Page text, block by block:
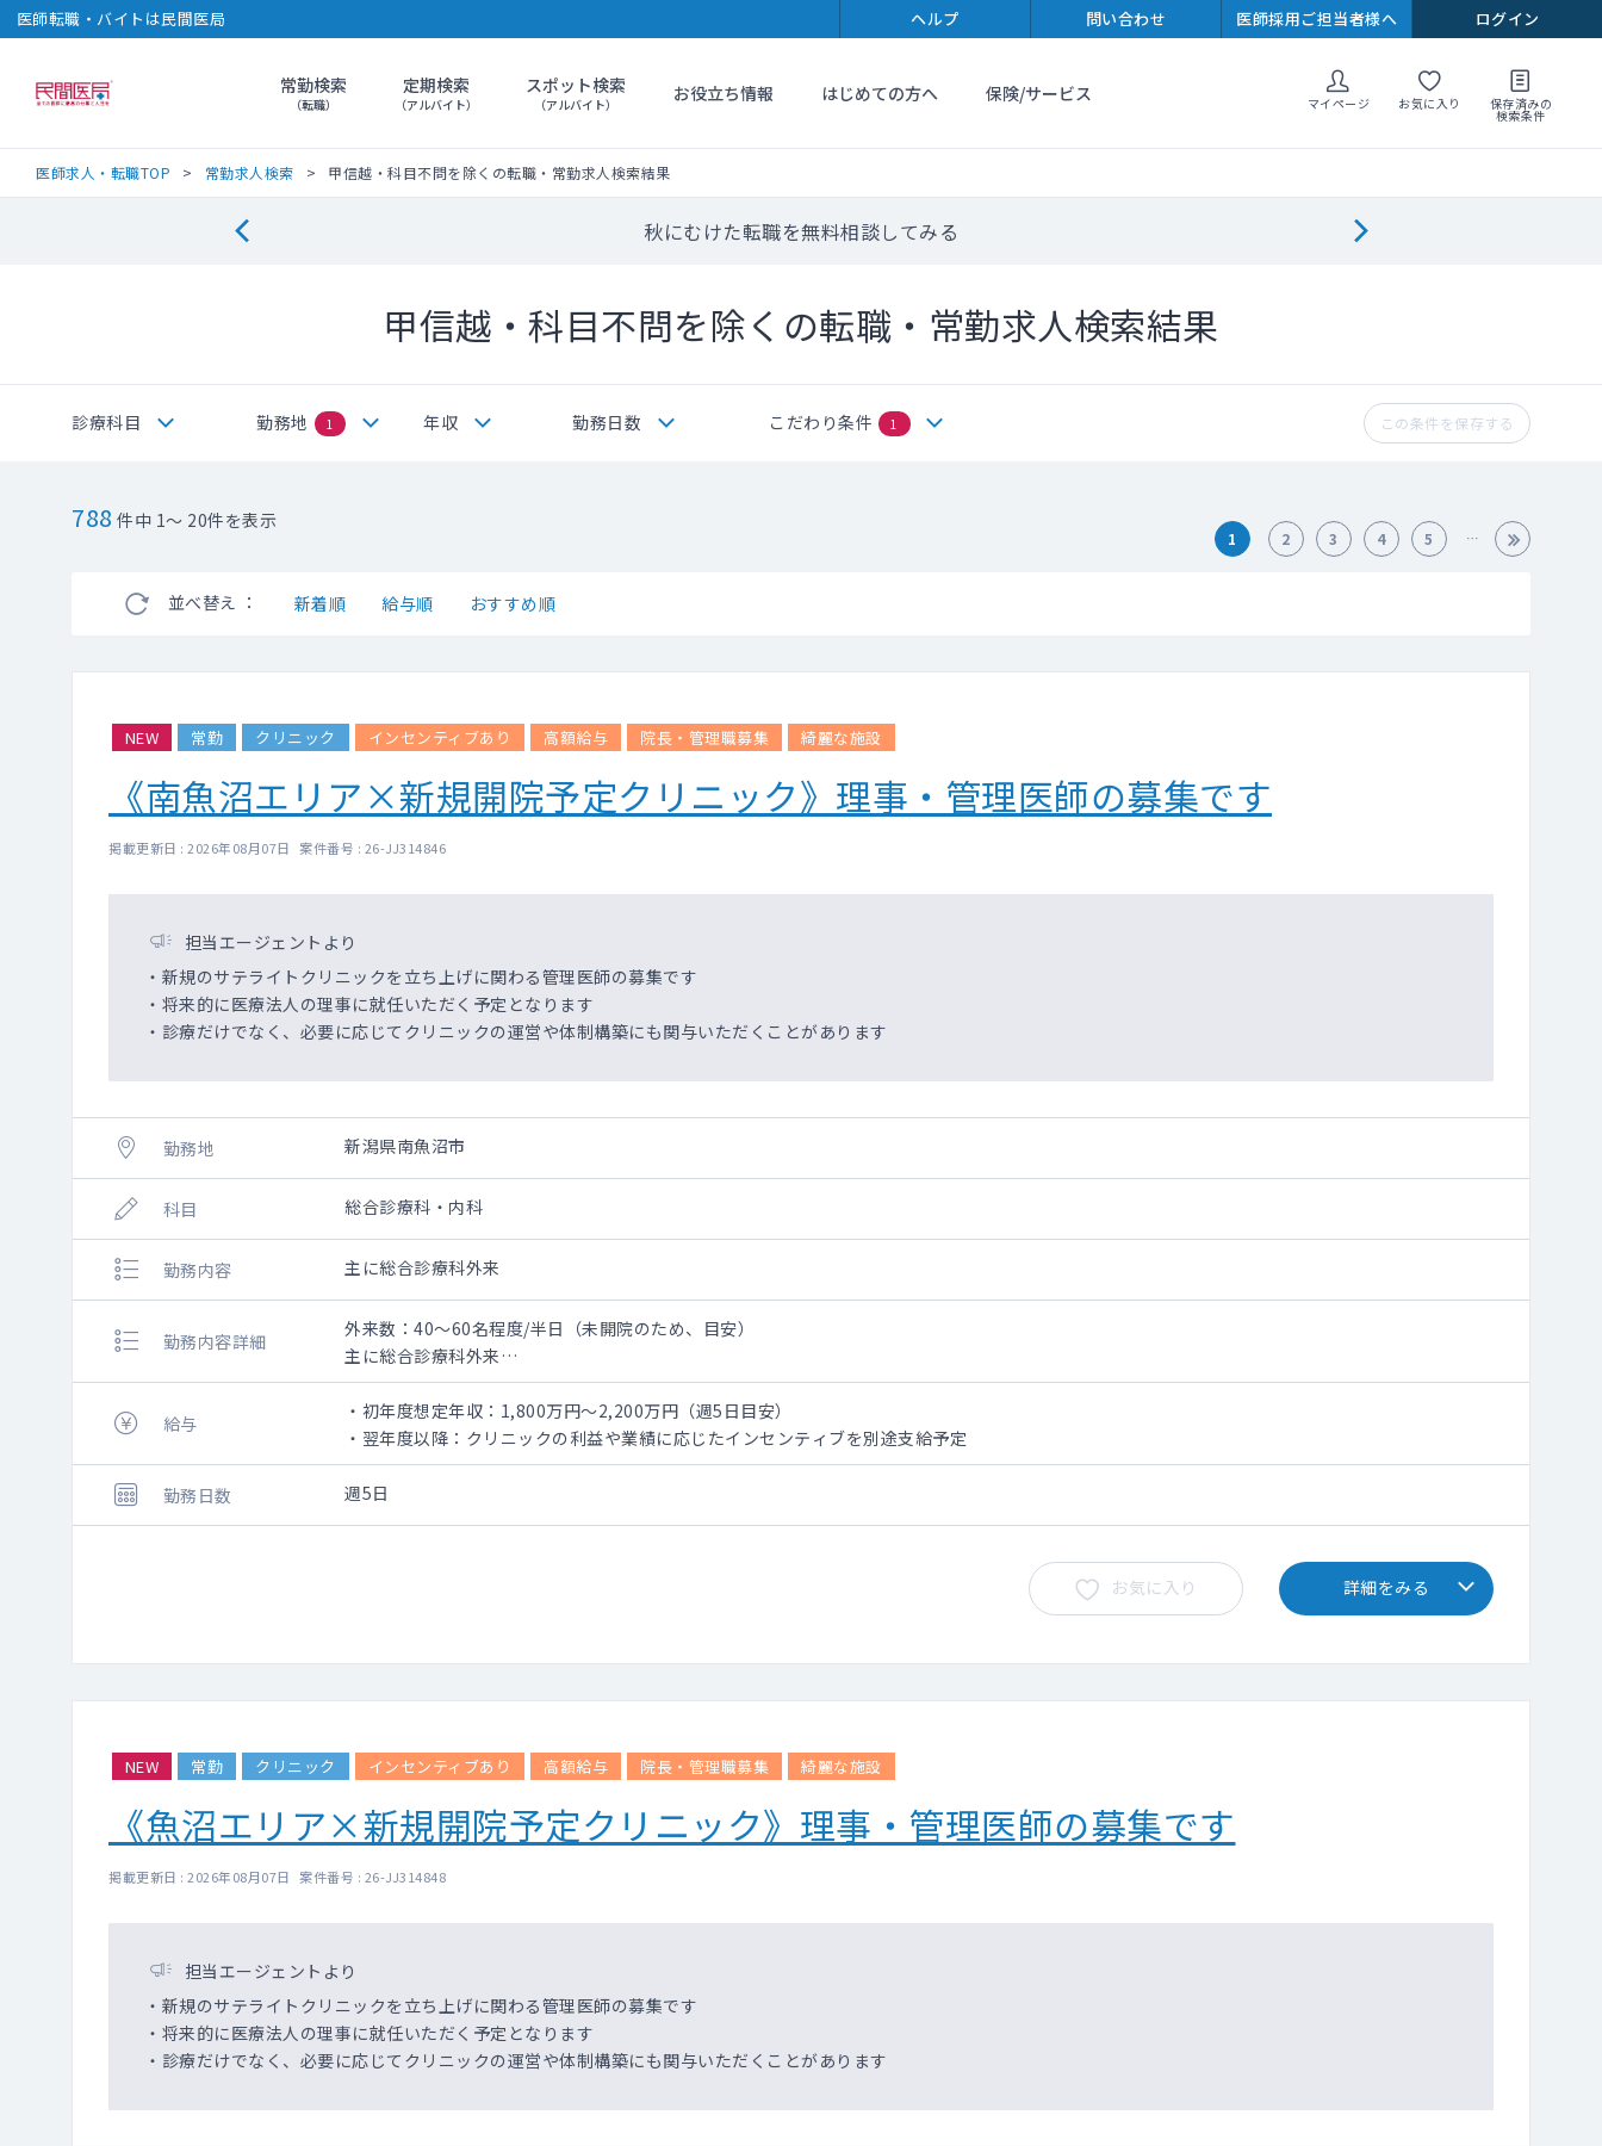
医師転職・バイトは民間医局 ヘルプ 問い合わせ 医師採用ご担当者様へ ログイン
民間医局常勤検索
（転職）
定期検索
（アルバイト）
スポット検索
（アルバイト） お役立ち情報 はじめての方へ 保険/サービス マイページ お気に入り 保存済みの
検索条件
医師求人・転職TOP 常勤求人検索 甲信越・科目不問を除くの転職・常勤求人検索結果
秋にむけた転職を無料相談してみる
甲信越・科目不問を除くの転職・常勤求人検索結果
診療科目 勤務地 1 年収 勤務日数 こだわり条件 1 この条件を保存する
788 件中 1～ 20件を表示
並べ替え ： 新着順 給与順 おすすめ順
1 2 3 4 5
NEW 常勤 クリニック インセンティブあり 高額給与 院長・管理職募集 綺麗な施設
《南魚沼エリア×新規開院予定クリニック》理事・管理医師の募集です
掲載更新日 : 2026年08月07日 案件番号 : 26-JJ314846
担当エージェントより
・新規のサテライトクリニックを立ち上げに関わる管理医師の募集です
・将来的に医療法人の理事に就任いただく予定となります
・診療だけでなく、必要に応じてクリニックの運営や体制構築にも関与いただくことがあります
勤務地 新潟県南魚沼市
科目 総合診療科・内科
勤務内容 主に総合診療科外来
勤務内容詳細
外来数：40～60名程度/半日（未開院のため、目安）
主に総合診療科外来
※勤務内容は、相談となります。
給与
・初年度想定年収：1,800万円～2,200万円（週5日目安）
・翌年度以降：クリニックの利益や業績に応じたインセンティブを別途支給予定
勤務日数 週5日
お気に入り 詳細をみる
NEW 常勤 クリニック インセンティブあり 高額給与 院長・管理職募集 綺麗な施設
《魚沼エリア×新規開院予定クリニック》理事・管理医師の募集です
掲載更新日 : 2026年08月07日 案件番号 : 26-JJ314848
担当エージェントより
・新規のサテライトクリニックを立ち上げに関わる管理医師の募集です
・将来的に医療法人の理事に就任いただく予定となります
・診療だけでなく、必要に応じてクリニックの運営や体制構築にも関与いただくことがあります